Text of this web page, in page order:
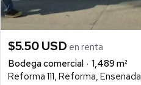
$5.50 USD en renta
Bodega comercial
1,489 m²
Reforma 111, Reforma, Ensenada